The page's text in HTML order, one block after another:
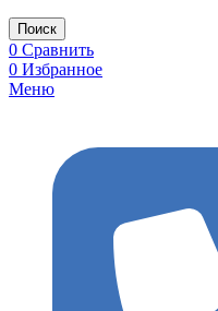
Поиск
0 Сравнить
0 Избранное
Меню